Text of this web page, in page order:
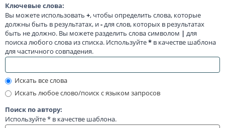
Ключевые слова:
Вы можете использовать +, чтобы определить слова, которые
должны быть в результатах, и- для слов, которых в результатах
быть не должно. Вы можете разделить слова символом | для
поиска любого слова из списка. Используйте* в качестве шаблона
для частичного совпадения.
Искать все слова
Искать любое слово/поиск с языком запросов
Поиск по автору:
Используйте * в качестве шаблона.